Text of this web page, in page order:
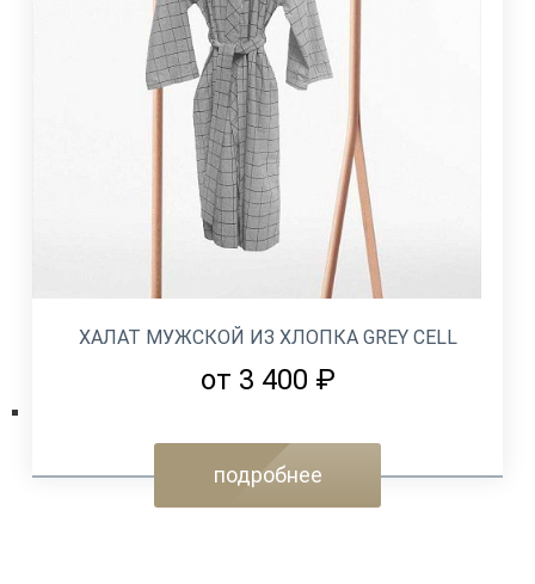
ХАЛАТ МУЖСКОЙ ИЗ ХЛОПКА GREY CELL
от 3 400 ₽
подробнее